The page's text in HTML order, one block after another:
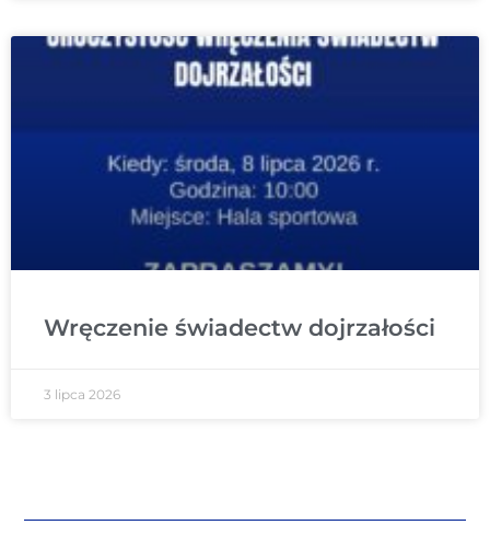
Wręczenie świadectw dojrzałości
3 lipca 2026